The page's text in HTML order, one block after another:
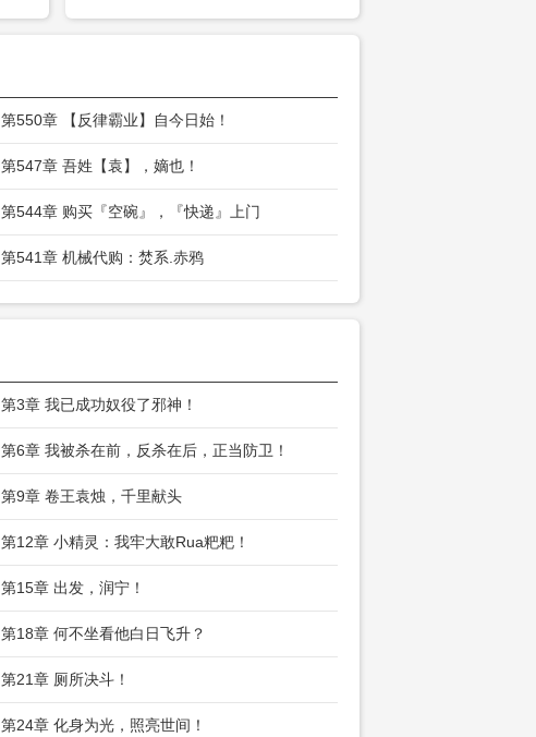
第550章 【反律霸业】自今日始！
第547章 吾姓【袁】，嫡也！
第544章 购买『空碗』，『快递』上门
第541章 机械代购：焚系.赤鸦
第3章 我已成功奴役了邪神！
第6章 我被杀在前，反杀在后，正当防卫！
第9章 卷王袁烛，千里献头
第12章 小精灵：我牢大敢Rua粑粑！
第15章 出发，润宁！
第18章 何不坐看他白日飞升？
第21章 厕所决斗！
第24章 化身为光，照亮世间！